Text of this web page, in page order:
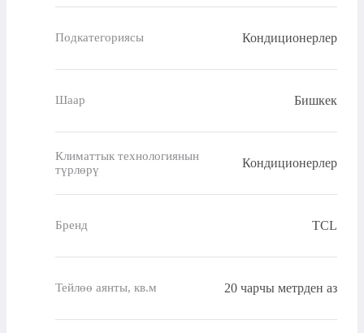
Подкатегориясы Кондиционерлер
Шаар Бишкек
Климаттык технологиянын
түрлөрү
Кондиционерлер
Бренд TCL
Тейлөө аянты, кв.м 20 чарчы метрден аз